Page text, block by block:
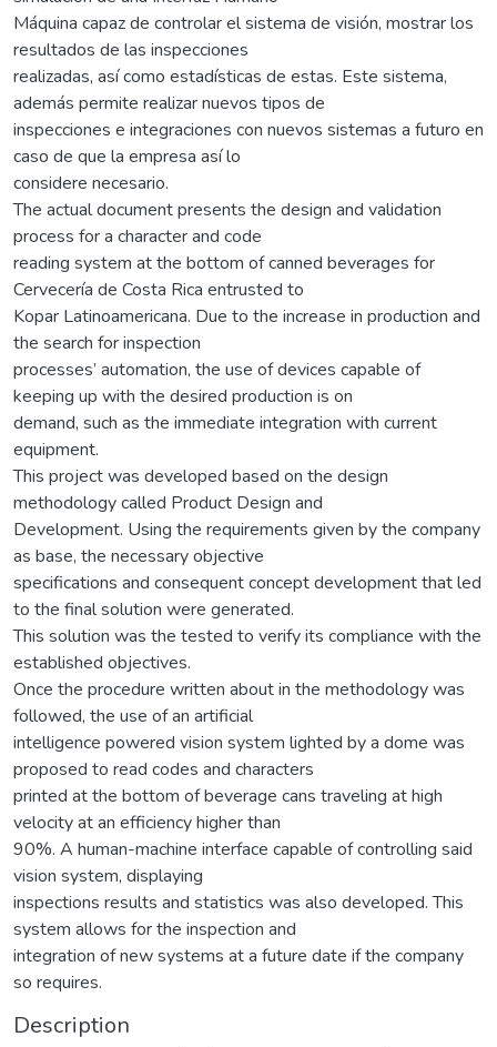
Máquina capaz de controlar el sistema de visión, mostrar los
resultados de las inspecciones
realizadas, así como estadísticas de estas. Este sistema,
además permite realizar nuevos tipos de
inspecciones e integraciones con nuevos sistemas a futuro en
caso de que la empresa así lo
considere necesario.
The actual document presents the design and validation
process for a character and code
reading system at the bottom of canned beverages for
Cervecería de Costa Rica entrusted to
Kopar Latinoamericana. Due to the increase in production and
the search for inspection
processes’ automation, the use of devices capable of
keeping up with the desired production is on
demand, such as the immediate integration with current
equipment.
This project was developed based on the design
methodology called Product Design and
Development. Using the requirements given by the company
as base, the necessary objective
specifications and consequent concept development that led
to the final solution were generated.
This solution was the tested to verify its compliance with the
established objectives.
Once the procedure written about in the methodology was
followed, the use of an artificial
intelligence powered vision system lighted by a dome was
proposed to read codes and characters
printed at the bottom of beverage cans traveling at high
velocity at an efficiency higher than
90%. A human-machine interface capable of controlling said
vision system, displaying
inspections results and statistics was also developed. This
system allows for the inspection and
integration of new systems at a future date if the company
so requires.
Description